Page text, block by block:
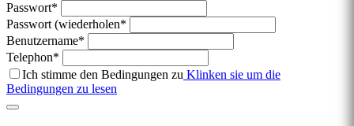
Passwort*
Passwort (wiederholen*
Benutzername*
Telephon*
Ich stimme den Bedingungen zu Klinken sie um die
Bedingungen zu lesen